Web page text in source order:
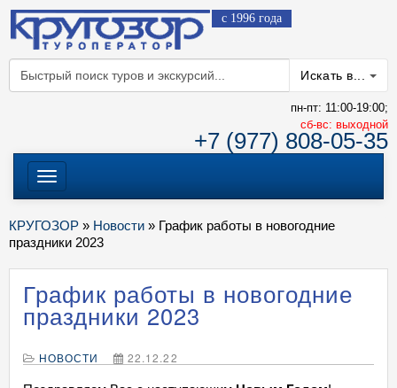
с 1996 года
Искать в...
пн-пт: 11:00-19:00;
cб-вс: выходной
+7 (977) 808-05-35
Меню
КРУГОЗОР » Новости » График работы в новогодние
праздники 2023
График работы в новогодние
праздники 2023
НОВОСТИ 22.12.22